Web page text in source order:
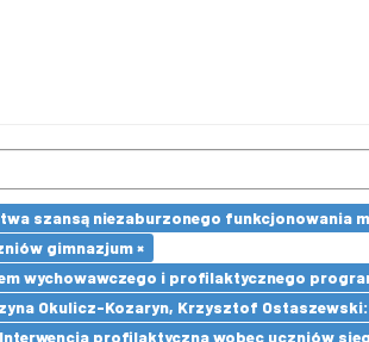
szansą niezaburzonego funkcjonowania
gimnazjum ×
wychowawczego i profilaktycznego
Okulicz-Kozaryn, Krzysztof
profilaktyczna wobec uczniów